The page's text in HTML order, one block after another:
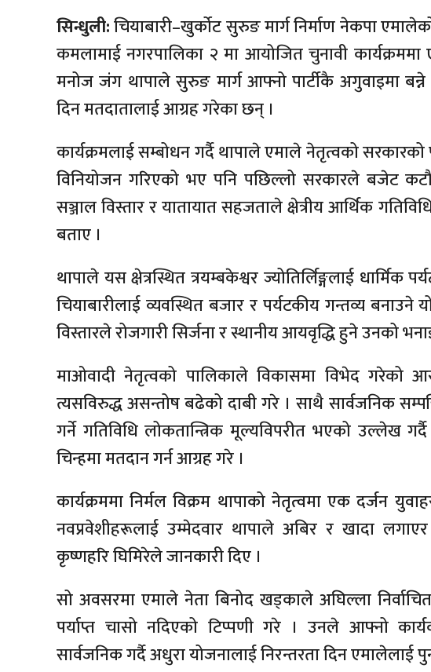
सिन्धुली:चियाबारी–खुर्कोट सुरुङ मार्ग निर्माण नेकपा
कमलामाई नगरपालिका २ मा आयोजित चुनावी कार्यक्रममा
मनोज जंग थापाले सुरुङ मार्ग आफ्नो पार्टीकै अगुवाइमा बन्ने
दिन मतदातालाई आग्रह गरेका छन् ।
कार्यक्रमलाई सम्बोधन गर्दै थापाले एमाले नेतृत्वको
विनियोजन गरिएको भए पनि पछिल्लो सरकारले बजेट
सञ्जाल विस्तार र यातायात सहजताले क्षेत्रीय आर्थिक
बताए ।
थापाले यस क्षेत्रस्थित त्रयम्बकेश्वर ज्योतिर्लिङ्गलाई धार्मिक
चियाबारीलाई व्यवस्थित बजार र पर्यटकीय गन्तव्य बनाउने
विस्तारले रोजगारी सिर्जना र स्थानीय आयवृद्धि हुने उनको
माओवादी नेतृत्वको पालिकाले विकासमा विभेद गरेको
त्यसविरुद्ध असन्तोष बढेको दाबी गरे । साथै सार्वजनिक
गर्ने गतिविधि लोकतान्त्रिक मूल्यविपरीत भएको उल्लेख
चिन्हमा मतदान गर्न आग्रह गरे ।
कार्यक्रममा निर्मल विक्रम थापाको नेतृत्वमा एक दर्जन
नवप्रवेशीहरूलाई उम्मेदवार थापाले अबिर र खादा
कृष्णहरि घिमिरेले जानकारी दिए ।
सो अवसरमा एमाले नेता बिनोद खड्काले अघिल्ला
पर्याप्त चासो नदिएको टिप्पणी गरे । उनले आफ्नो
सार्वजनिक गर्दै अधुरा योजनालाई निरन्तरता दिन एमालेलाई